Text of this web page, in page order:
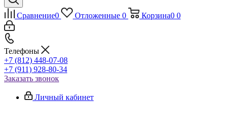
Сравнение0 Отложенные 0 Корзина0 0
Телефоны
+7 (812) 448-07-08
+7 (911) 928-80-34
Заказать звонок
Личный кабинет